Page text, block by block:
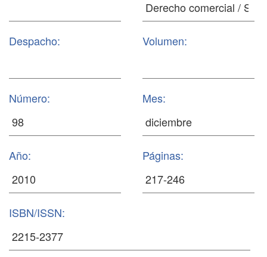
Despacho: Volumen:
Número: Mes:
Año: Páginas:
ISBN/ISSN: